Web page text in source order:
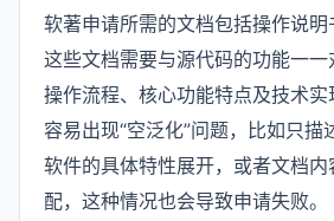
软著申请所需的文档包括操作说明
这些文档需要与源代码的功能一
操作流程、核心功能特点及技术
容易出现“空泛化”问题，比如只
软件的具体特性展开，或者文档
配，这种情况也会导致申请失败。